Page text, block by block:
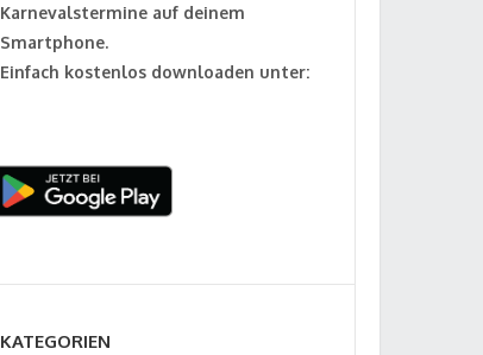
Karnevalstermine auf deinem
Smartphone.
Einfach kostenlos downloaden unter:
KATEGORIEN